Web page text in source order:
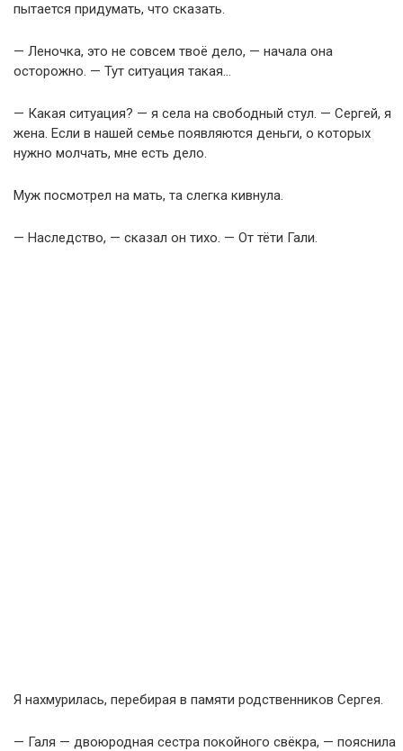
пытается придумать, что сказать.
— Леночка, это не совсем твоё дело, — начала она
осторожно. — Тут ситуация такая…
— Какая ситуация? — я села на свободный стул. — Сергей, я
жена. Если в нашей семье появляются деньги, о которых
нужно молчать, мне есть дело.
Муж посмотрел на мать, та слегка кивнула.
— Наследство, — сказал он тихо. — От тёти Гали.
Я нахмурилась, перебирая в памяти родственников Сергея.
— Галя — двоюродная сестра покойного свёкра, — пояснила